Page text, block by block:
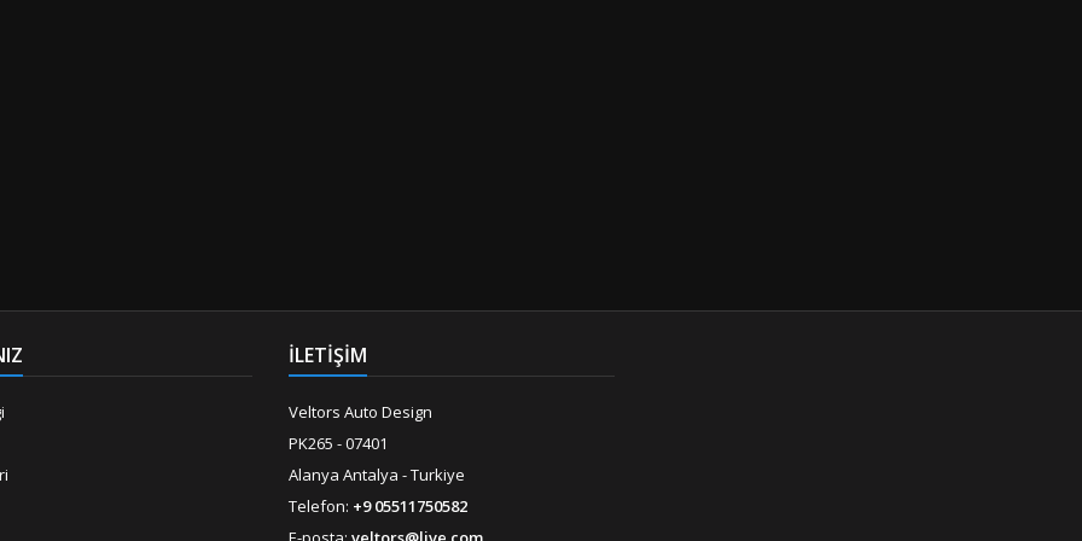
İLETİŞİM
Veltors Auto Design
PK265 - 07401
Alanya Antalya - Turkiye
Telefon: +9 05511750582